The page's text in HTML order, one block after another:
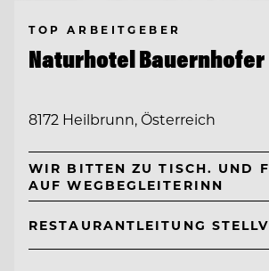
TOP ARBEITGEBER
Naturhotel Bauernhofer
8172 Heilbrunn, Österreich
WIR BITTEN ZU TISCH. UND
AUF WEGBEGLEITERINN
RESTAURANTLEITUNG